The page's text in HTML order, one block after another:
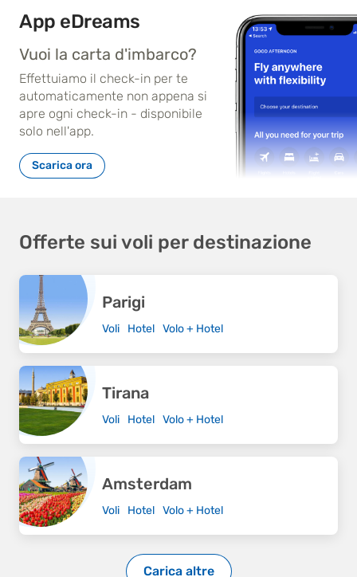
App eDreams
Vuoi la carta d'imbarco?
Effettuiamo il check-in per te
automaticamente non appena si
apre ogni check-in - disponibile
solo nell'app.
Scarica ora
Offerte sui voli per destinazione
Parigi
Voli Hotel Volo + Hotel
Tirana
Voli Hotel Volo + Hotel
Amsterdam
Voli Hotel Volo + Hotel
Carica altre